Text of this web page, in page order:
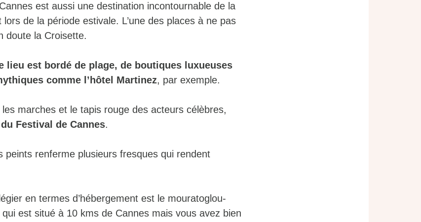
est aussi une destination incontournable de la
lors de la période estivale. L’une des places à ne pas
doute la Croisette.
lieu est bordé de plage, de boutiques luxueuses
comme l’hôtel Martinez, par exemple.
marches et le tapis rouge des acteurs célèbres,
Festival de Cannes.
peints renferme plusieurs fresques qui rendent
en termes d’hébergement est le mouratoglou-
est situé à 10 kms de Cannes mais vous avez bien